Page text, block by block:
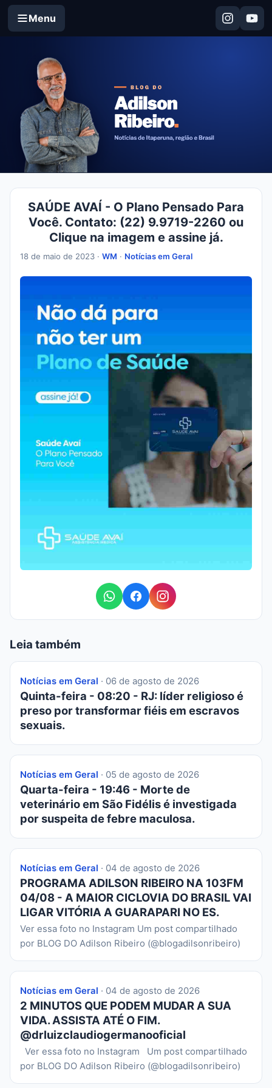
Menu
SAÚDE AVAÍ - O Plano Pensado Para
Você. Contato: (22) 9.9719-2260 ou
Clique na imagem e assine já.
18 de maio de 2023 · WM · Notícias em Geral
Leia também
Notícias em Geral · 06 de agosto de 2026
Quinta-feira - 08:20 - RJ: líder religioso é
preso por transformar fiéis em escravos
sexuais.
Notícias em Geral · 05 de agosto de 2026
Quarta-feira - 19:46 - Morte de
veterinário em São Fidélis é investigada
por suspeita de febre maculosa.
Notícias em Geral · 04 de agosto de 2026
PROGRAMA ADILSON RIBEIRO NA 103FM
04/08 - A MAIOR CICLOVIA DO BRASIL VAI
LIGAR VITÓRIA A GUARAPARI NO ES.
Ver essa foto no Instagram Um post compartilhado
por BLOG DO Adilson Ribeiro (@blogadilsonribeiro)
Notícias em Geral · 04 de agosto de 2026
2 MINUTOS QUE PODEM MUDAR A SUA
VIDA. ASSISTA ATÉ O FIM.
@drluizclaudiogermanooficial
Ver essa foto no Instagram Um post compartilhado
por BLOG DO Adilson Ribeiro (@blogadilsonribeiro)